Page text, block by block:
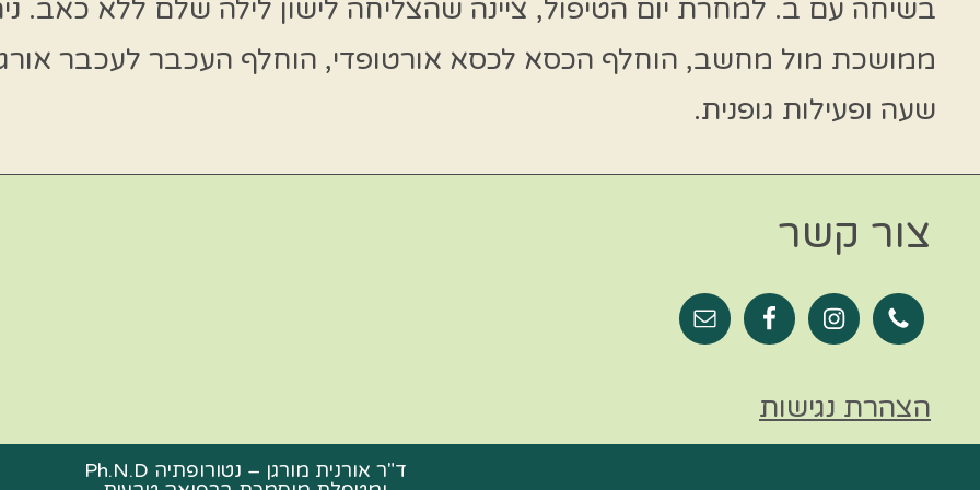
בשיחה עם ב. למחרת יום הטיפול, ציינה שהצליחה לישון לילה שלם ללא כאב.
ממושכת מול מחשב, הוחלף הכסא לכסא אורטופדי, הוחלף העכבר לעכבר
שעה ופעילות גופנית.
צור קשר
הצהרת נגישות
ד"ר אורנית מורגן – נטורופתיה Ph.N.D